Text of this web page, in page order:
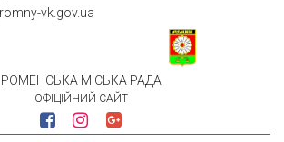
РОМЕНСЬКА МІСЬКА РАДА
ОФІЦІЙНИЙ САЙТ
vk.gov.ua